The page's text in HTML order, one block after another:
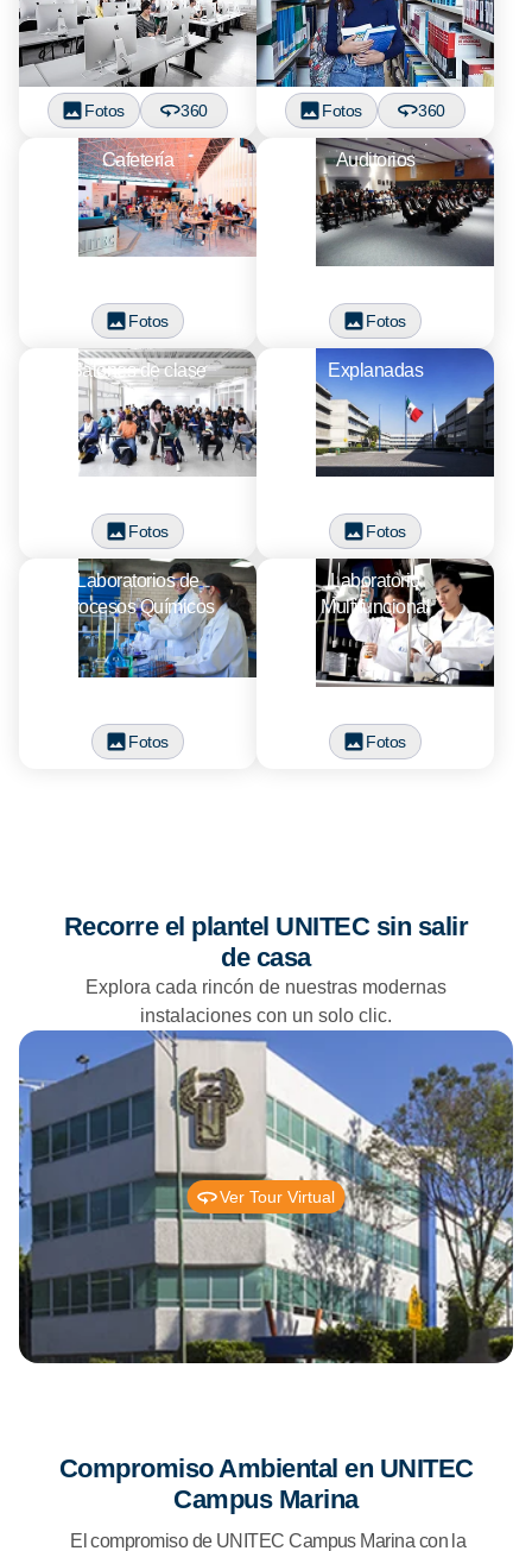
Fotos 360 Fotos 360
Cafetería
Fotos
Auditorios
Fotos
Salones de clase
Fotos
Explanadas
Fotos
Laboratorios de
Procesos Químicos
Fotos
Laboratorio
Multifuncional
Fotos
Recorre el plantel UNITEC sin salir
de casa
Explora cada rincón de nuestras modernas
instalaciones con un solo clic.
Ver Tour Virtual
Compromiso Ambiental en UNITEC
Campus Marina
El compromiso de UNITEC Campus Marina con la